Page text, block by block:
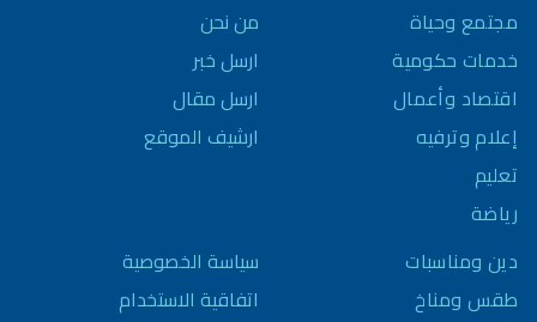
مجتمع وحياة
خدمات حكومية
اقتصاد وأعمال
إعلام وترفيه
تعليم
رياضة
دين ومناسبات
طقس ومناخ
من نحن
ارسل خبر
ارسل مقال
ارشيف الموقع
سياسة الخصوصية
اتفاقية الاستخدام